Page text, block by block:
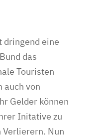
dringend eine
das
Touristen
auch von
Gelder können
Initative zu
Nun